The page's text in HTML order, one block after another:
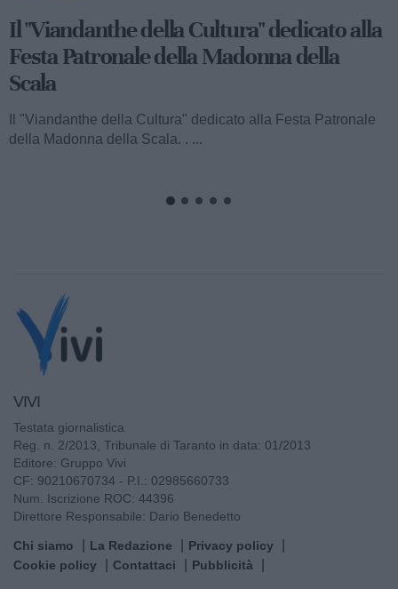
Il "Viandanthe della Cultura" dedicato alla
Festa Patronale della Madonna della
Scala
Il "Viandanthe della Cultura" dedicato alla Festa Patronale
della Madonna della Scala. . ...
VIVI
Testata giornalistica
Reg. n. 2/2013, Tribunale di Taranto in data: 01/2013
Editore: Gruppo Vivi
CF: 90210670734 - P.I.: 02985660733
Num. Iscrizione ROC: 44396
Direttore Responsabile: Dario Benedetto
Chi siamo La Redazione
Privacy policy
Cookie policy
Contattaci Pubblicità